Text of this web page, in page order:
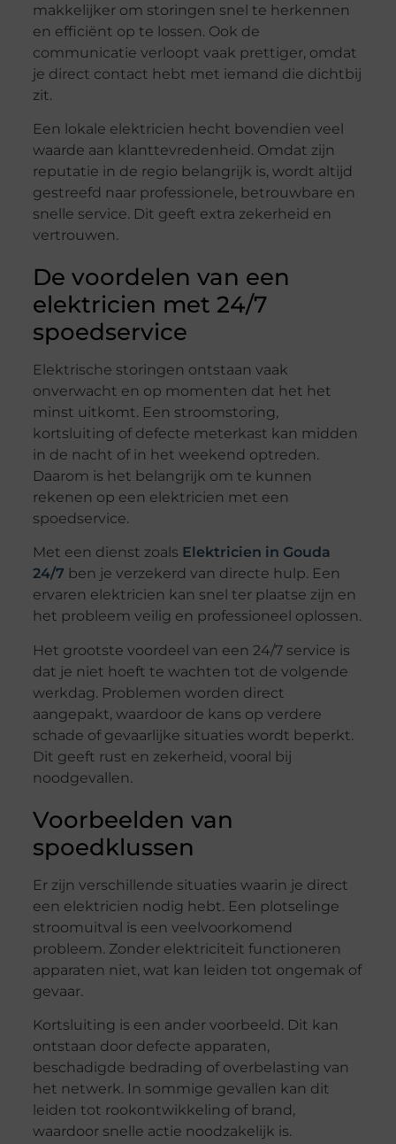
makkelijker om storingen snel te herkennen
en efficiënt op te lossen. Ook de
communicatie verloopt vaak prettiger, omdat
je direct contact hebt met iemand die dichtbij
zit.
Een lokale elektricien hecht bovendien veel
waarde aan klanttevredenheid. Omdat zijn
reputatie in de regio belangrijk is, wordt altijd
gestreefd naar professionele, betrouwbare en
snelle service. Dit geeft extra zekerheid en
vertrouwen.
De voordelen van een
elektricien met 24/7
spoedservice
Elektrische storingen ontstaan vaak
onverwacht en op momenten dat het het
minst uitkomt. Een stroomstoring,
kortsluiting of defecte meterkast kan midden
in de nacht of in het weekend optreden.
Daarom is het belangrijk om te kunnen
rekenen op een elektricien met een
spoedservice.
Met een dienst zoals Elektricien in Gouda
24/7 ben je verzekerd van directe hulp. Een
ervaren elektricien kan snel ter plaatse zijn en
het probleem veilig en professioneel oplossen.
Het grootste voordeel van een 24/7 service is
dat je niet hoeft te wachten tot de volgende
werkdag. Problemen worden direct
aangepakt, waardoor de kans op verdere
schade of gevaarlijke situaties wordt beperkt.
Dit geeft rust en zekerheid, vooral bij
noodgevallen.
Voorbeelden van
spoedklussen
Er zijn verschillende situaties waarin je direct
een elektricien nodig hebt. Een plotselinge
stroomuitval is een veelvoorkomend
probleem. Zonder elektriciteit functioneren
apparaten niet, wat kan leiden tot ongemak of
gevaar.
Kortsluiting is een ander voorbeeld. Dit kan
ontstaan door defecte apparaten,
beschadigde bedrading of overbelasting van
het netwerk. In sommige gevallen kan dit
leiden tot rookontwikkeling of brand,
waardoor snelle actie noodzakelijk is.